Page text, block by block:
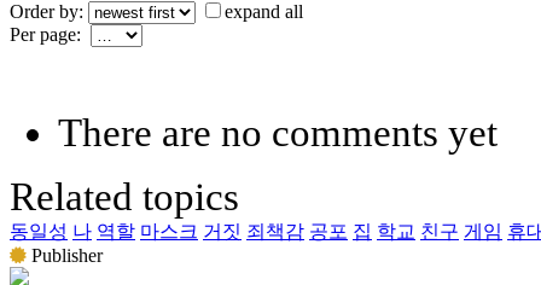
Order by:
expand all
Per page:
There are no comments yet
Related topics
동일성 나 역할 마스크 거짓 죄책감 공포 집 학교 친구 게임 휴
Publisher